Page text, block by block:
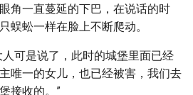
角一直蔓延的下巴，在说话的时
蜈蚣一样在脸上不断爬动。
可是说了，此时的城堡里面已经
唯一的女儿，也已经被害，我们去
接收的。”